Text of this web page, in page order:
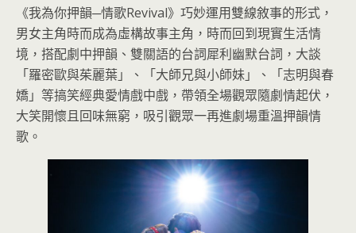
《我為你押韻─情歌Revival》巧妙運用雙線敘事的形式，
男女主角時而成為虛構故事主角，時而回到現實生活情
境，搭配劇中押韻、雙關語的台詞犀利幽默台詞，大談
「羅密歐與茱麗葉」、「大師兄與小師妹」、「志明與春
嬌」等搞笑經典愛情戲中戲，帶領全場觀眾隨劇情起伏，
大笑開懷且回味無窮，吸引觀眾一再進劇場重溫押韻情
歌。